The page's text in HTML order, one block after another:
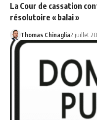
La Cour de cassation
résolutoire « balai »
Thomas Chinaglia2 juillet